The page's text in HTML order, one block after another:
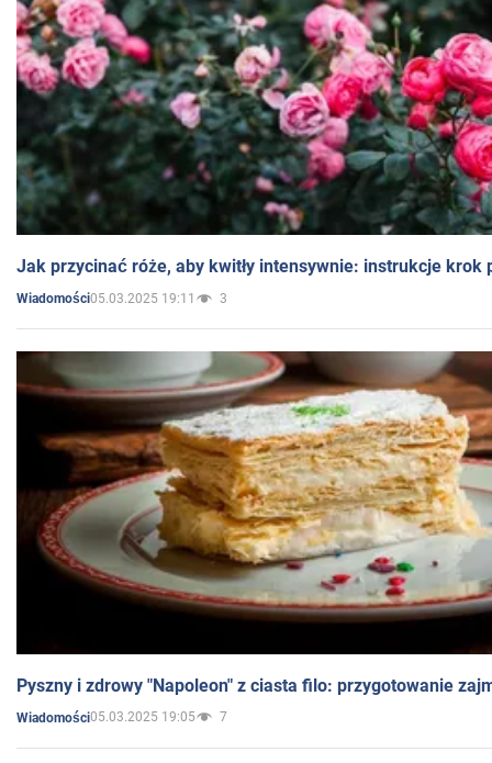
Jak przycinać róże, aby kwitły intensywnie: instrukcje krok
Wiadomości05.03.2025 19:11 3
Pyszny i zdrowy "Napoleon" z ciasta filo: przygotowanie
Wiadomości05.03.2025 19:05 7